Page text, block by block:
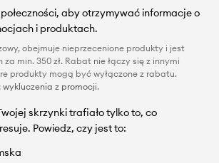
aby otrzymywać informacje o
i produktach.
obejmuje nieprzecenione produkty i jest
min. 350 zł. Rabat nie łączy się z innymi
produkty mogą być wyłączone z rabatu.
wykluczenia z promocji.
skrzynki trafiało tylko to, co
Powiedz, czy jest to: